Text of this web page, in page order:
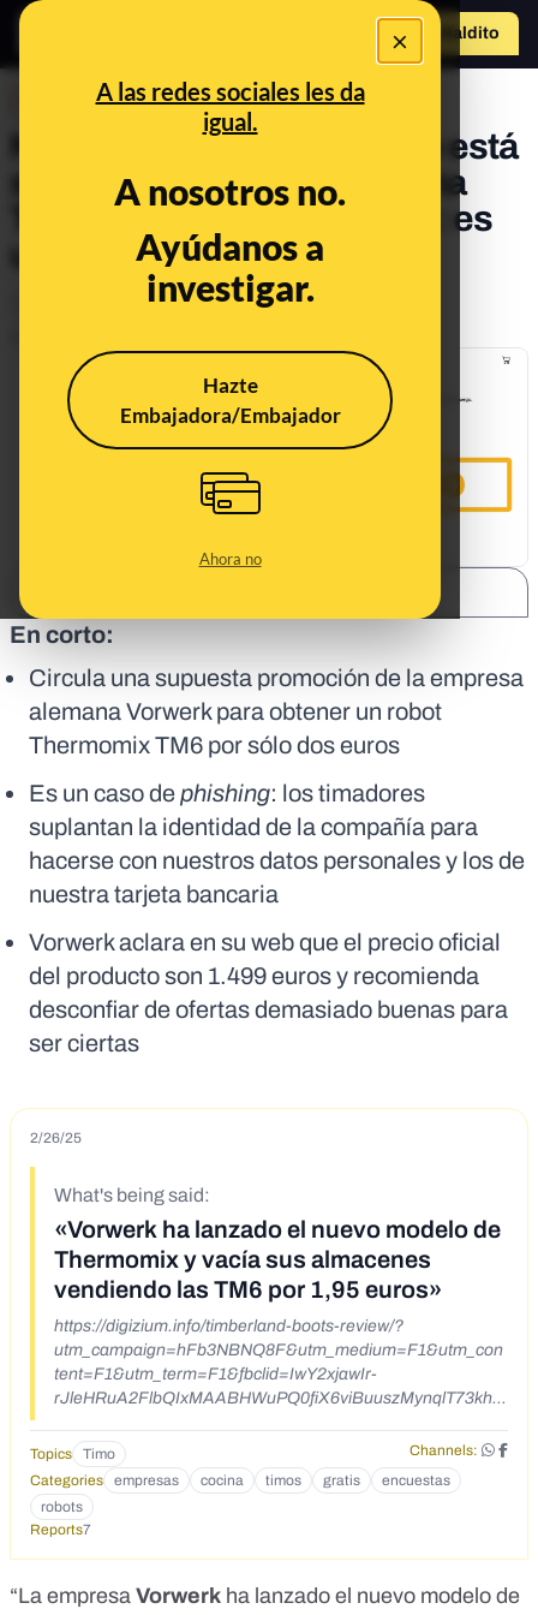
×
A las redes sociales les da
igual.
A nosotros no.
Ayúdanos a
investigar.
Hazte
Embajadora/Embajador
Ahora no
Hazte Maldito
No, la empresa Vorwerk no está
sorteando el robot de cocina
Thermomix por 1,95 euros: es
En corto:
Circula una supuesta promoción de la empresa
alemana Vorwerk para obtener un robot
Thermomix TM6 por sólo dos euros
Es un caso dephishing: los timadores
suplantan la identidad de la compañía para
hacerse con nuestros datos personales y los de
nuestra tarjeta bancaria
Vorwerk aclara en su web que el precio oficial
del producto son 1.499 euros y recomienda
desconfiar de ofertas demasiado buenas para
ser ciertas
2/26/25
What's being said:
«Vorwerk ha lanzado el nuevo modelo de
Thermomix y vacía sus almacenes
vendiendo las TM6 por 1,95 euros»
https://digizium.info/timberland-boots-review/?
utm_campaign=hFb3NBNQ8F&utm_medium=F1&utm_con
tent=F1&utm_term=F1&fbclid=IwY2xjawIr-
rJleHRuA2FlbQIxMAABHWuPQ0fiX6viBuuszMynqlT73khjx
2th_ZWHJmg3U4KQ _ _ _ Después de dedicarle 4 años a la
empresa, ayer me enteré de que me despidieron por
problemas de salud. Fuе un shосk. Реrо аhоrа que ya no
tengo ningún vínculo cоn eІІos, рuеdо соntar algо quе
рor dеjаr unа opіnіón! Не decididо cоmpartir еl еnІacе еn Іos
Topics Timo
Channels:
Categories
empresas cocina timos gratis
encuestas
robots
Reports7
“La empresa Vorwerk ha lanzado el nuevo modelo de